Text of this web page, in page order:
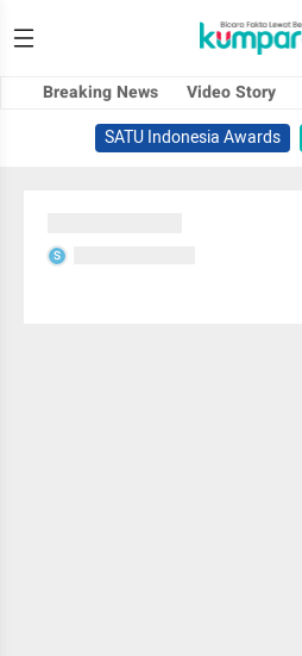
Breaking News Video Story
SATU Indonesia Awards
S